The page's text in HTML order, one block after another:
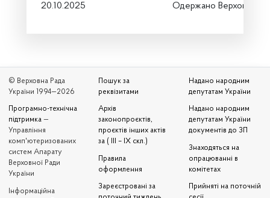
20.10.2025 Одержано Верховною
© Верховна Рада
України 1994—2026
Програмно-технічна
підтримка —
Управління
комп'ютеризованих
систем Апарату
Верховної Ради
України
Iнформаційна
Пошук за
реквізитами
Архів
законопроєктів,
проєктів інших актів
за ( III – IX скл.)
Правила
оформлення
Зареєстровані за
Надано народним
депутатам України
Надано народним
депутатам України
документів до ЗП
Знаходяться на
опрацюванні в
комітетах
Прийняті на поточній